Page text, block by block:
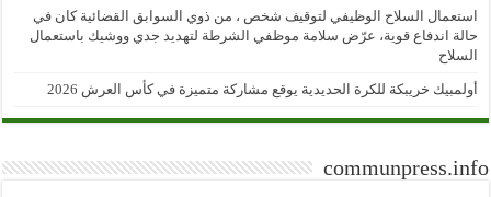
استعمال السلاح الوظيفي لتوقيف شخص ، من ذوي السوابق القضائية كان في
حالة اندفاع قوية، عرّض سلامة موظفي الشرطة لتهديد جدي ووشيك باستعمال
السلاح
أولمبيك خريبكة للكرة الحديدية يوقع مشاركة متميزة في كأس العرش 2026
communpress.info